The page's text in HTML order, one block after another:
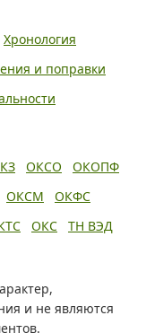
Хронология
и поправки
ОКСО
ОКОПФ
ОКСМ
ОКФС
ОКС
ТН ВЭД
и не являются